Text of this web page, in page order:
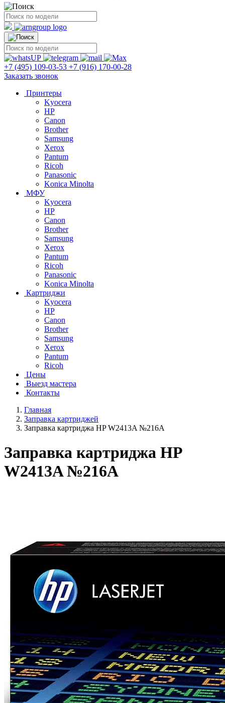
+7 (495) 109-03-53 +7 (916) 170-00-28
Заказать звонок
Принтеры
Kyocera
HP
Canon
Brother
Samsung
Xerox
Pantum
Ricoh
Panasonic
Konica Minolta
МФУ
Kyocera
HP
Canon
Brother
Samsung
Xerox
Pantum
Ricoh
Panasonic
Konica Minolta
Картриджи
Kyocera
HP
Canon
Brother
Samsung
Xerox
Pantum
Ricoh
Цены
Выезд мастера
Контакты
Главная
Заправка картриджей
Заправка картриджа HP W2413A №216A
Заправка картриджа HP
W2413A №216A